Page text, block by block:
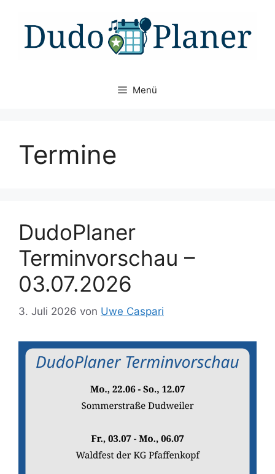
Inhalt
springen
Menü
Termine
DudoPlaner
Terminvorschau –
03.07.2026
3. Juli 2026 von Uwe Caspari